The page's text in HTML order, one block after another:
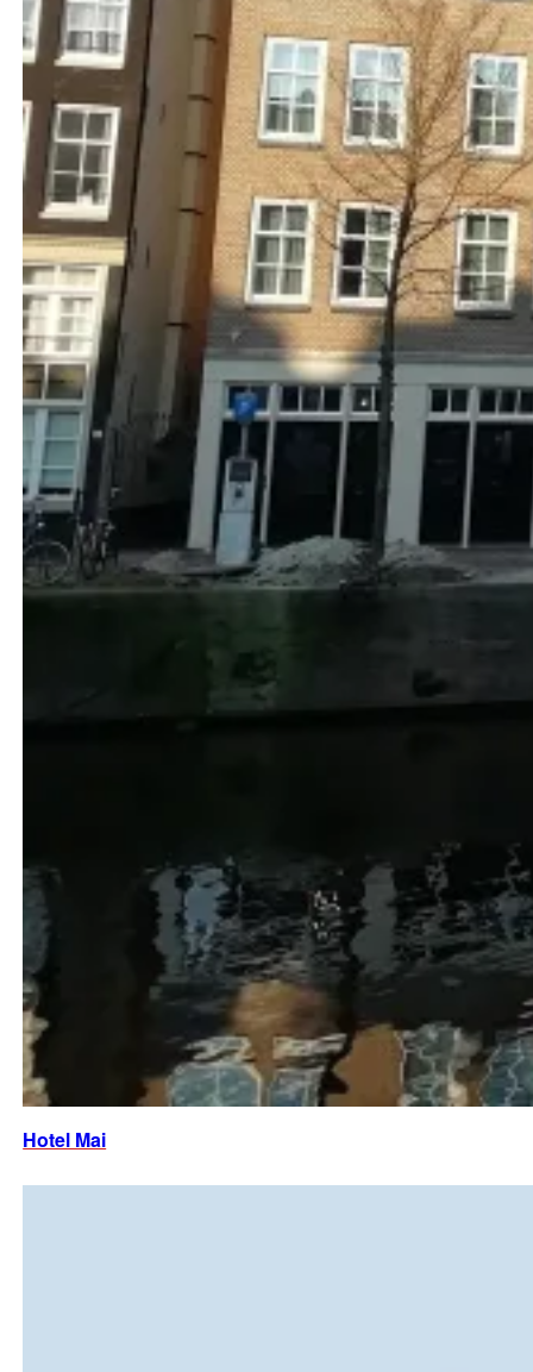
Hotel Mai